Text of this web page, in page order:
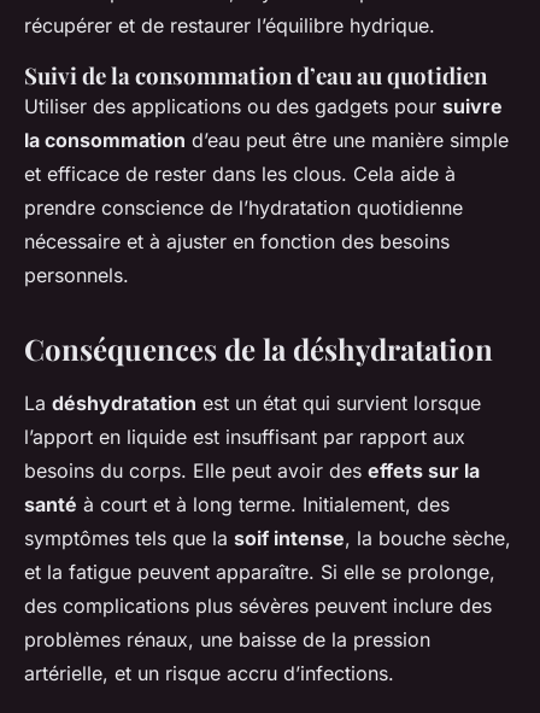
récupérer et de restaurer l’équilibre hydrique.
Suivi de la consommation d’eau au quotidien
Utiliser des applications ou des gadgets pour suivre
la consommation d’eau peut être une manière simple
et efficace de rester dans les clous. Cela aide à
prendre conscience de l’hydratation quotidienne
nécessaire et à ajuster en fonction des besoins
personnels.
Conséquences de la déshydratation
La déshydratation est un état qui survient lorsque
l’apport en liquide est insuffisant par rapport aux
besoins du corps. Elle peut avoir des effets sur la
santé à court et à long terme. Initialement, des
symptômes tels que la soif intense, la bouche sèche,
et la fatigue peuvent apparaître. Si elle se prolonge,
des complications plus sévères peuvent inclure des
problèmes rénaux, une baisse de la pression
artérielle, et un risque accru d’infections.